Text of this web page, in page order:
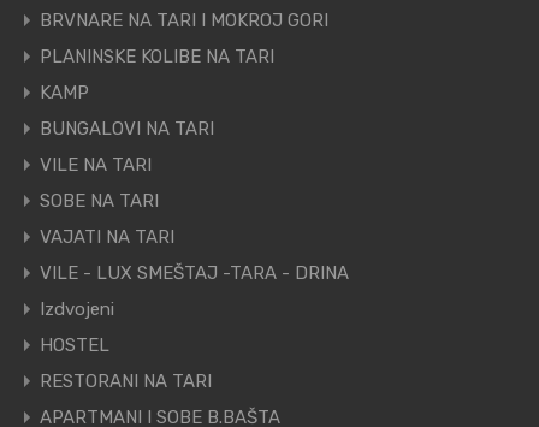
BRVNARE NA TARI I MOKROJ GORI
PLANINSKE KOLIBE NA TARI
KAMP
BUNGALOVI NA TARI
VILE NA TARI
SOBE NA TARI
VAJATI NA TARI
VILE - LUX SMEŠTAJ -TARA - DRINA
Izdvojeni
HOSTEL
RESTORANI NA TARI
APARTMANI I SOBE B.BAŠTA